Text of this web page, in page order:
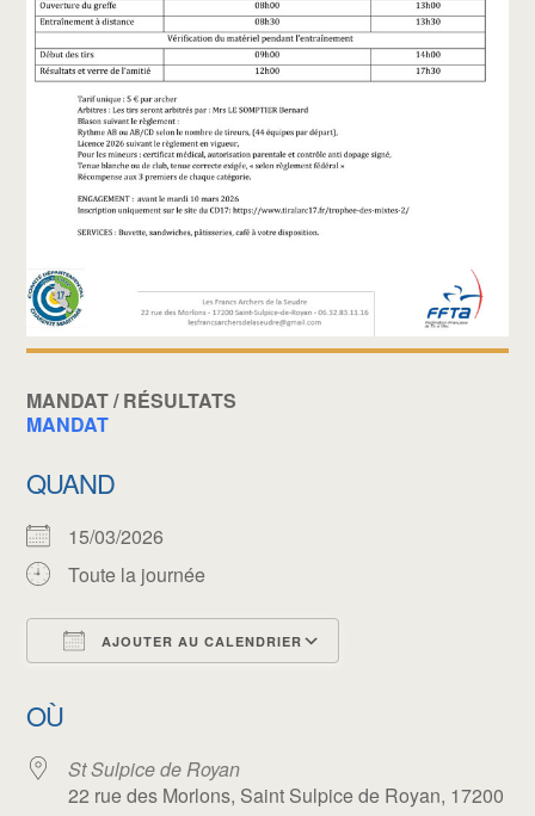
MANDAT / RÉSULTATS
MANDAT
QUAND
15/03/2026
Toute la journée
AJOUTER AU CALENDRIER
OÙ
St Sulpice de Royan
22 rue des Morlons, Saint Sulpice de Royan, 17200